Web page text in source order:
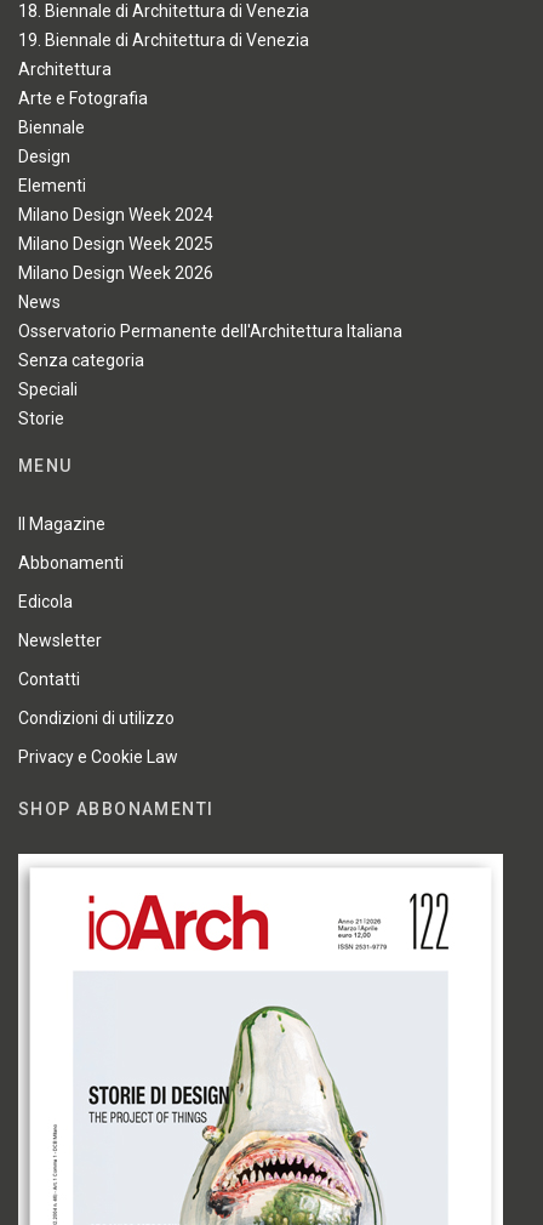
18. Biennale di Architettura di Venezia
19. Biennale di Architettura di Venezia
Architettura
Arte e Fotografia
Biennale
Design
Elementi
Milano Design Week 2024
Milano Design Week 2025
Milano Design Week 2026
News
Osservatorio Permanente dell'Architettura Italiana
Senza categoria
Speciali
Storie
MENU
Il Magazine
Abbonamenti
Edicola
Newsletter
Contatti
Condizioni di utilizzo
Privacy e Cookie Law
SHOP ABBONAMENTI